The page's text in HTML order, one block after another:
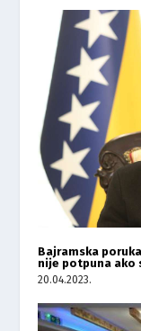
Bajramska
nije potpuna ako
20.04.2023.